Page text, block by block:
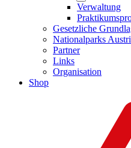
Verwaltung
Gesetzliche
Nationalparks
Partner
Links
Organisation
Shop